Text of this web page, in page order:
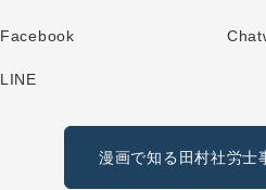
Facebook
LINE
漫画で知る田村社労士